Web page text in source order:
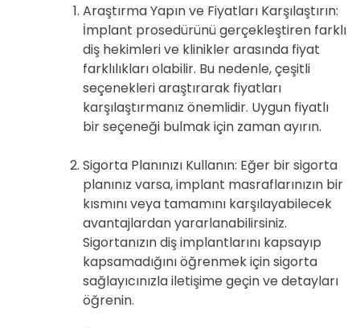
Araştırma Yapın ve Fiyatları Karşılaştırın:
İmplant prosedürünü gerçekleştiren farklı
diş hekimleri ve klinikler arasında fiyat
farklılıkları olabilir. Bu nedenle, çeşitli
seçenekleri araştırarak fiyatları
karşılaştırmanız önemlidir. Uygun fiyatlı
bir seçeneği bulmak için zaman ayırın.
Sigorta Planınızı Kullanın: Eğer bir sigorta
planınız varsa, implant masraflarınızın bir
kısmını veya tamamını karşılayabilecek
avantajlardan yararlanabilirsiniz.
Sigortanızın diş implantlarını kapsayıp
kapsamadığını öğrenmek için sigorta
sağlayıcınızla iletişime geçin ve detayları
öğrenin.